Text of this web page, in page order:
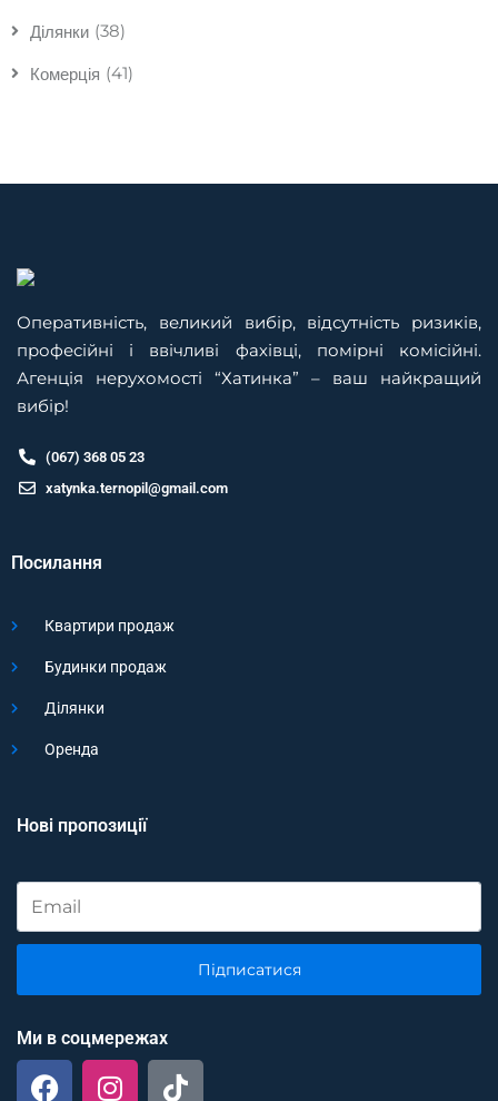
Ділянки (38)
Комерція (41)
Оперативність, великий вибір, відсутність ризиків,
професійні і ввічливі фахівці, помірні комісійні.
Агенція нерухомості “Хатинка” – ваш найкращий
вибір!
(067) 368 05 23
xatynka.ternopil@gmail.com
Посилання
Квартири продаж
Будинки продаж
Ділянки
Оренда
Нові пропозиції
Підписатися
Ми в соцмережах